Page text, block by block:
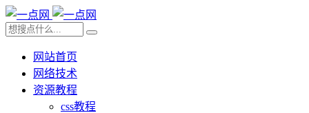
网站首页
网络技术
资源教程
css教程